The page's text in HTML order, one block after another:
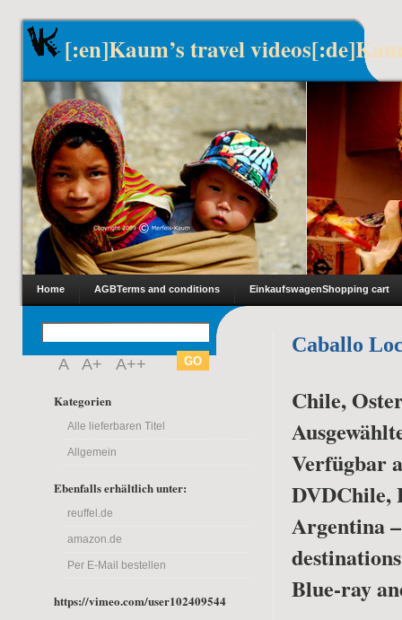
[:en]Kaum’s travel
Home AGBTerms and conditions EinkaufswagenShopping cart
A A+ A++
Kategorien
Alle lieferbaren Titel
Allgemein
Ebenfalls erhältlich unter:
reuffel.de
amazon.de
Per E-Mail bestellen
https://vimeo.com/user102409544
Caballo
Chile,
Verfügbar
DVDChile,
Argentina
Blue-ray